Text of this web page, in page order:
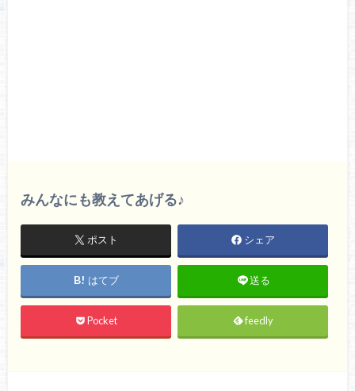
みんなにも教えてあげる♪
ポスト シェア
はてブ 送る
Pocket feedly